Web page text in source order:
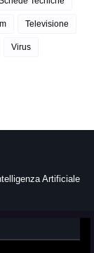
Televisione
Virus
Artificiale